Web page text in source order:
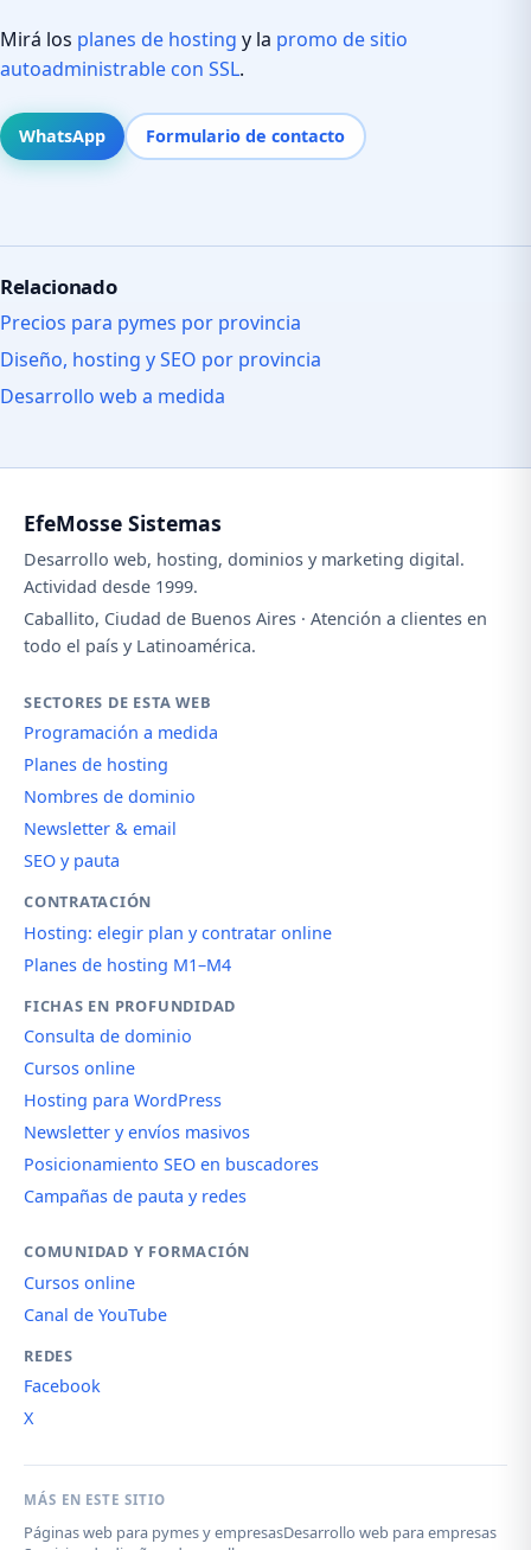
Mirá los planes de hosting y la promo de sitio
autoadministrable con SSL.
WhatsApp Formulario de contacto
Relacionado
Precios para pymes por provincia
Diseño, hosting y SEO por provincia
Desarrollo web a medida
EfeMosse Sistemas
Desarrollo web, hosting, dominios y marketing digital.
Actividad desde 1999.
Caballito, Ciudad de Buenos Aires · Atención a clientes en
todo el país y Latinoamérica.
SECTORES DE ESTA WEB
Programación a medida
Planes de hosting
Nombres de dominio
Newsletter & email
SEO y pauta
CONTRATACIÓN
Hosting: elegir plan y contratar online
Planes de hosting M1–M4
FICHAS EN PROFUNDIDAD
Consulta de dominio
Cursos online
Hosting para WordPress
Newsletter y envíos masivos
Posicionamiento SEO en buscadores
Campañas de pauta y redes
COMUNIDAD Y FORMACIÓN
Cursos online
Canal de YouTube
REDES
Facebook
X
MÁS EN ESTE SITIO
Páginas web para pymes y empresasDesarrollo web para empresas